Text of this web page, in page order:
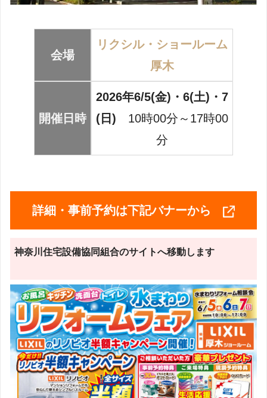
会場
リクシル・ショールーム
厚木
開催日時
2026年6/5(金)・6(土)・7
(日) 10時00分～17時00
分
詳細・事前予約は下記バナーから
神奈川住宅設備協同組合のサイトへ移動します